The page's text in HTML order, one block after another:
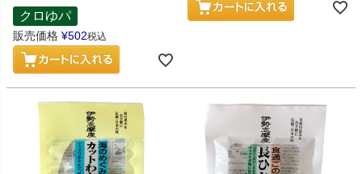
クロゆパ
販売価格 ¥502税込